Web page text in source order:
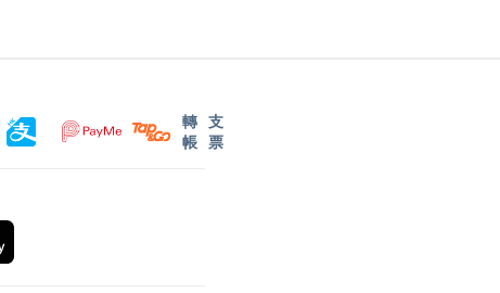
轉
帳
支
票